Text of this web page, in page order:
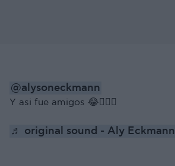
@alysoneckmann
Y asi fue amigos 😂🤷🏻‍♀️
♬ original sound - Aly Eckmann